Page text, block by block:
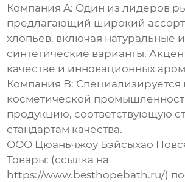
Компания A: Один из лидеров
предлагающий широкий
хлопьев, включая натуральные и
синтетические варианты.
качестве и инновационных
Компания B: Специализируется
косметической
продукцию, соответствующую
стандартам качества.
ООО Цюаньчжоу Бэйсыхао
Товары: (ссылка на
https://www.besthopebath.ru/)